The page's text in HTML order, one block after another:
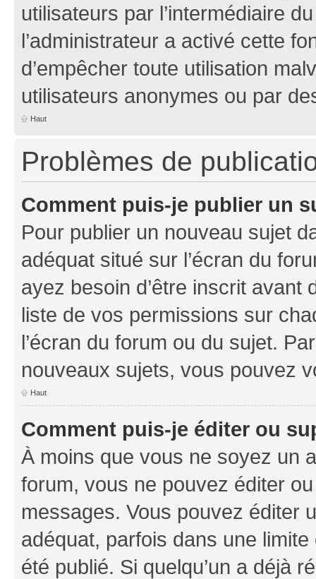
utilisateurs par l’intermédiaire
l’administrateur a activé cette
d’empêcher toute utilisation
utilisateurs anonymes ou par
Haut
Problèmes de
Comment puis-je publier un
Pour publier un nouveau sujet
adéquat situé sur l’écran du
ayez besoin d’être inscrit
liste de vos permissions sur
l’écran du forum ou du sujet.
nouveaux sujets, vous pouvez
Haut
Comment puis-je éditer ou
À moins que vous ne soyez un
forum, vous ne pouvez éditer
messages. Vous pouvez éditer
adéquat, parfois dans une
été publié. Si quelqu’un a déjà